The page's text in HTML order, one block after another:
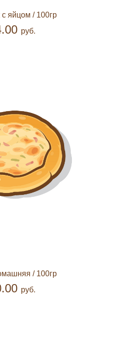
яйцом / 100гр
руб.
/ 100гр
руб.